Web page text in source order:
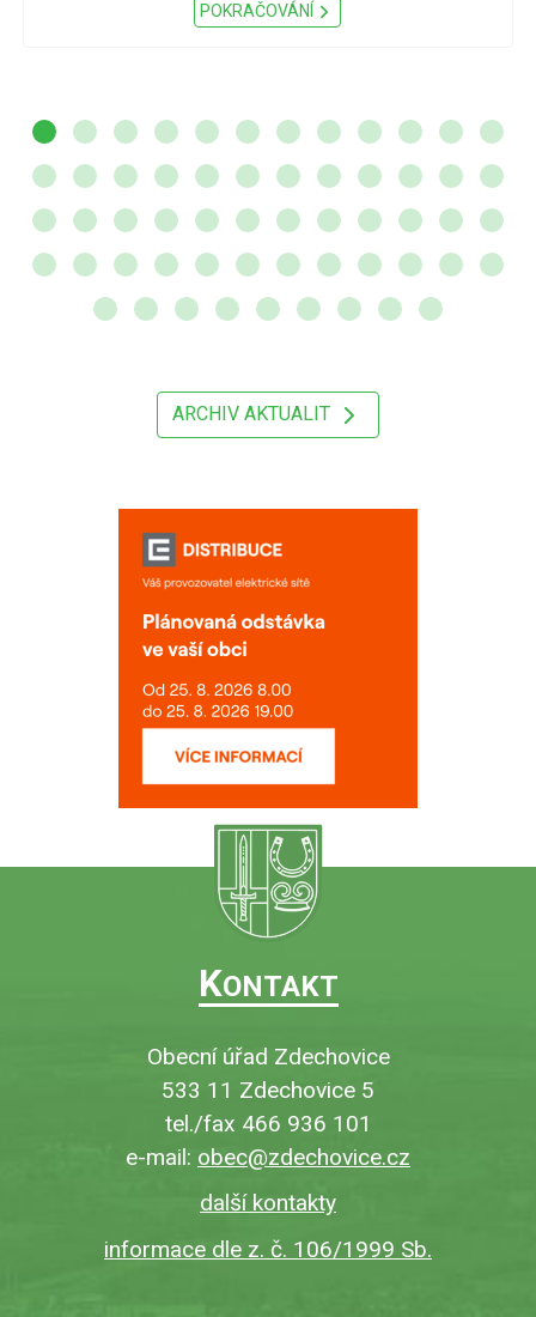
POKRAČOVÁNÍ
ARCHIV AKTUALIT
KONTAKT
Obecní úřad Zdechovice
533 11 Zdechovice 5
tel./fax 466 936 101
e-mail: obec@zdechovice.cz
další kontakty
informace dle z. č. 106/1999 Sb.